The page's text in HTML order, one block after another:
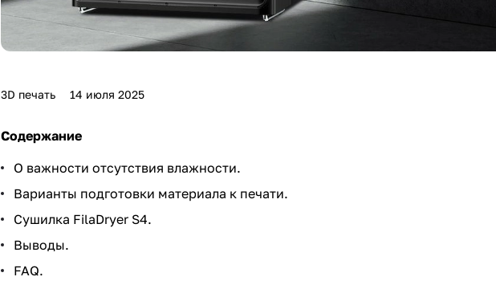
3D печать 14 июля 2025
Содержание
О важности отсутствия влажности.
Варианты подготовки материала к печати.
Сушилка FilaDryer S4.
Выводы.
FAQ.